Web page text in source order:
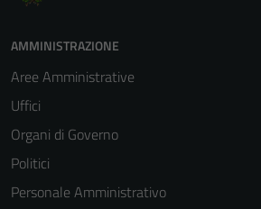
AMMINISTRAZIONE
Aree Amministrative
Uffici
Organi di Governo
Politici
Personale Amministrativo